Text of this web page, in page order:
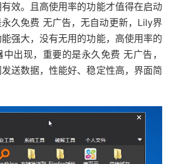
效。且高使用率的功能才值得在启动
久免费 无广告，无自动更新，Lily界
强大，没有无用的功能，高使用率的
出现，重要的是永久免费 无广告，
送数据，性能好、稳定性高，界面简